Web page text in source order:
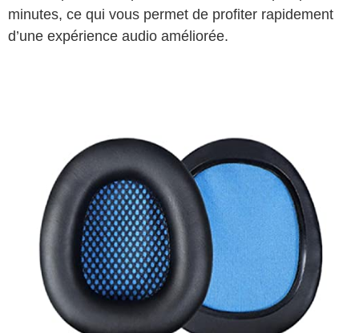
minutes, ce qui vous permet de profiter rapidement
d’une expérience audio améliorée.